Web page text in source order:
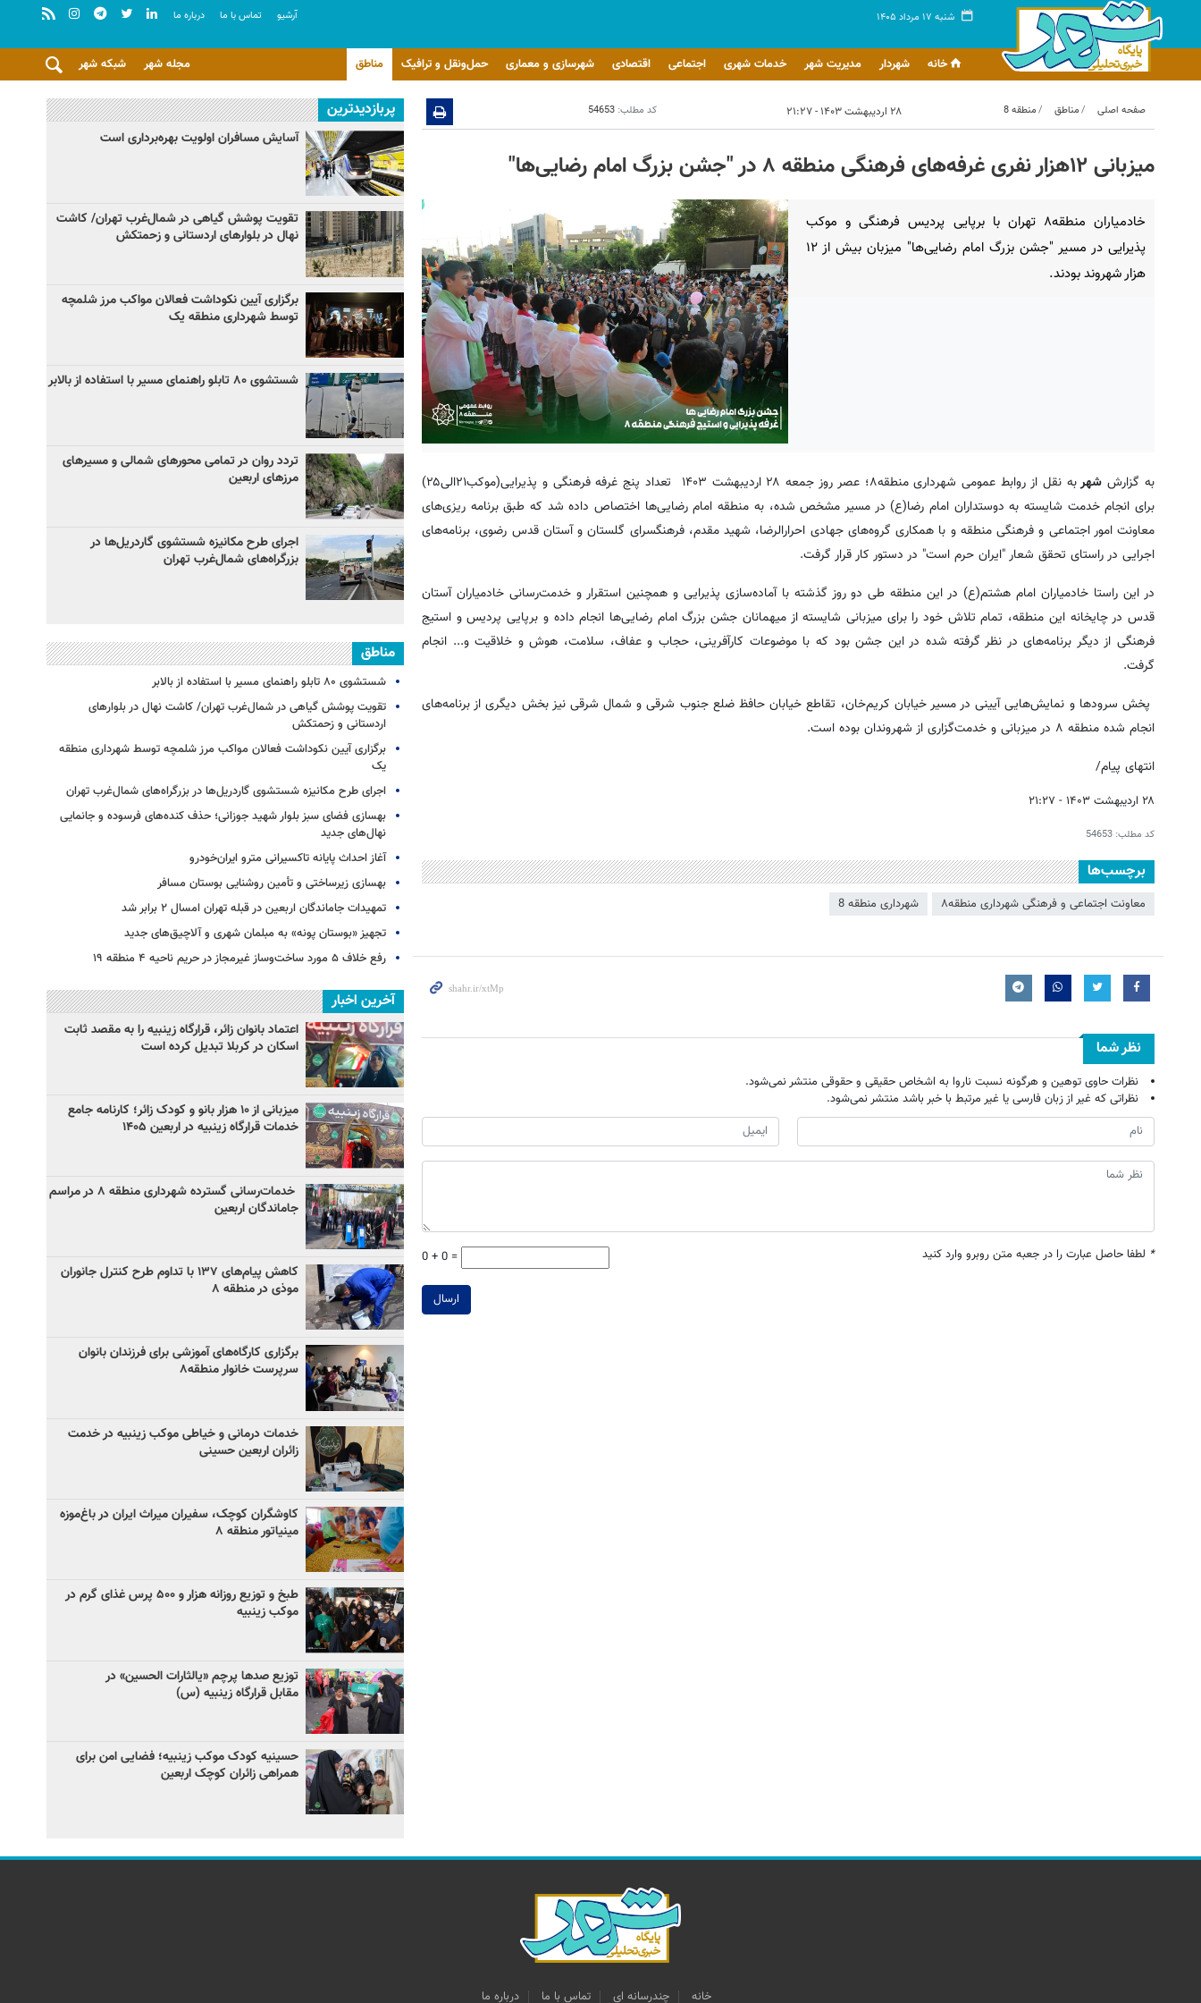
شنبه ۱۷ مرداد ۱۴۰۵ آرشيو تماس با ما درباره ما
خانه شهردار مدیریت شهر خدمات شهری اجتماعی اقتصادی شهرسازی و معماری حمل‌ونقل و ترافیک مناطق شبکه شهر مجله شهر
صفحه اصلی مناطق منطقه 8 ۲۸ اردیبهشت ۱۴۰۳ - ۲۱:۲۷ کد مطلب: 54653
میزبانی ۱۲‌هزار نفری غرفه‌های فرهنگی منطقه ۸ در "جشن بزرگ امام رضایی‌ها"
خادمیاران منطقه۸ تهران با برپایی پردیس فرهنگی و موکب
پذیرایی در مسیر "جشن بزرگ امام رضایی‌ها" میزبان بیش از ۱۲
هزار شهروند بودند.
به گزارش شهر
به نقل از روابط عمومی شهرداری منطقه۸؛ عصر روز جمعه ۲۸ اردیبهشت ۱۴۰۳ تعداد پنج غرفه فرهنگی و پذیرایی(موکب۲۱الی۲۵)
برای انجام خدمت شایسته به دوستداران امام رضا(ع) در مسیر مشخص شده، به منطقه امام رضایی‌ها اختصاص داده شد که طبق برنامه ریزی‌های
معاونت امور اجتماعی و فرهنگی منطقه و با همکاری گروه‌های جهادی احرارالرضا، شهید مقدم، فرهنگسرای گلستان و آستان قدس رضوی، برنامه‌های
اجرایی در راستای تحقق شعار "ایران حرم‌ است" در دستور کار قرار گرفت.
در این راستا خادمیاران امام هشتم(ع) در این منطقه طی دو روز گذشته با آماده‌سازی پذیرایی و همچنین استقرار و خدمت‌رسانی خادمیاران آستان
قدس در چایخانه این منطقه، تمام تلاش خود را برای میزبانی شایسته از میهمانان جشن بزرگ امام رضایی‌ها انجام داده و برپایی پردیس و استیج
فرهنگی از دیگر برنامه‌های در نظر گرفته شده در این جشن‌ بود که با موضوعات کارآفرینی، حجاب و عفاف، سلامت، هوش و خلاقیت و... انجام
گرفت.
پخش سرودها و نمایش‌هایی آیینی در مسیر خیابان کریم‌خان، تقاطع خیابان حافظ ضلع جنوب شرقی و شمال شرقی نیز بخش دیگری از برنامه‌های
انجام شده منطقه ۸ در میزبانی و خدمت‌گزاری از شهروندان بوده است.
انتهای پیام/
۲۸ اردیبهشت ۱۴۰۳ - ۲۱:۲۷
کد مطلب: 54653
برچسب‌ها
معاونت اجتماعی و فرهنگی شهرداری منطقه۸ شهرداری منطقه 8
نظر شما
نظرات حاوی توهین و هرگونه نسبت ناروا به اشخاص حقیقی و حقوقی منتشر نمی‌شود.
نظراتی که غیر از زبان فارسی یا غیر مرتبط با خبر باشد منتشر نمی‌شود.
* لطفا حاصل عبارت را در جعبه متن روبرو وارد کنید 0 + 0 =
ارسال
پربازدیدترین
آسایش مسافران اولویت بهره‌برداری است
تقویت پوشش گیاهی در شمال‌غرب تهران/ کاشت
نهال در بلوارهای اردستانی و زحمتکش
برگزاری آیین نکوداشت فعالان مواکب مرز شلمچه
توسط شهرداری منطقه یک
شستشوی ۸۰ تابلو راهنمای مسیر با استفاده از بالابر
تردد روان در تمامی محورهای شمالی و مسیرهای
مرزهای اربعین
اجرای طرح مکانیزه شستشوی گاردریل‌ها در
بزرگراه‌های شمال‌غرب تهران
مناطق
شستشوی ۸۰ تابلو راهنمای مسیر با استفاده از بالابر
تقویت پوشش گیاهی در شمال‌غرب تهران/ کاشت نهال در بلوارهای
اردستانی و زحمتکش
برگزاری آیین نکوداشت فعالان مواکب مرز شلمچه توسط شهرداری منطقه
یک
اجرای طرح مکانیزه شستشوی گاردریل‌ها در بزرگراه‌های شمال‌غرب تهران
بهسازی فضای سبز بلوار شهید جوزانی؛ حذف کنده‌های فرسوده و جانمایی
نهال‌های جدید
آغاز احداث پایانه تاکسیرانی مترو ایران‌خودرو
بهسازی زیرساختی و تأمین روشنایی بوستان مسافر
تمهیدات جاماندگان اربعین در قبله تهران امسال ۲ برابر شد
تجهیز «بوستان پونه» به مبلمان شهری و آلاچیق‌های جدید
رفع خلاف ۵ مورد ساخت‌وساز غیرمجاز در حریم ناحیه ۴ منطقه ۱۹
آخرین اخبار
اعتماد بانوان زائر، قرارگاه زینبیه را به مقصد ثابت
اسکان در کربلا تبدیل کرده است
میزبانی از ۱۰ هزار بانو و کودک زائر؛ کارنامه جامع
خدمات قرارگاه زینبیه در اربعین ۱۴۰۵
خدمات‌رسانی گسترده شهرداری منطقه ۸ در مراسم
جاماندگان اربعین
کاهش پیام‌های ۱۳۷ با تداوم طرح کنترل جانوران
موذی در منطقه ۸
برگزاری کارگاه‌های آموزشی برای فرزندان بانوان
سرپرست خانوار منطقه۸
خدمات درمانی و خیاطی موکب زینبیه در خدمت
زائران اربعین حسینی
کاوشگران کوچک، سفیران میراث ایران در باغ‌موزه
مینیاتور منطقه ۸
طبخ و توزیع روزانه هزار و ۵۰۰ پرس غذای گرم در
موکب زینبیه
توزیع صدها پرچم «یالثارات الحسین» در
مقابل قرارگاه زینبیه (س)
حسینیه کودک موکب زینبیه؛ فضایی امن برای
همراهی زائران کوچک اربعین
خانه چندرسانه اي تماس با ما درباره ما